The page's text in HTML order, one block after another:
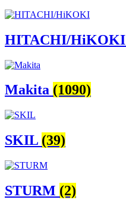
HITACHI/HiKOKI
Makita (1090)
SKIL (39)
STURM (2)